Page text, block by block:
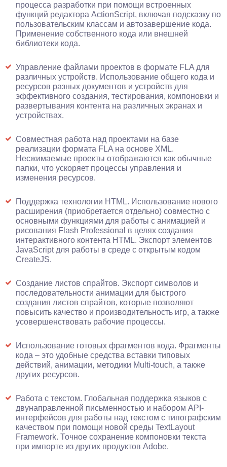
процесса разработки при помощи встроенных
функций редактора ActionScript, включая подсказку по
пользовательским классам и автозавершение кода.
Применение собственного кода или внешней
библиотеки кода.
Управление файлами проектов в формате FLA для
различных устройств. Использование общего кода и
ресурсов разных документов и устройств для
эффективного создания, тестирования, компоновки и
развертывания контента на различных экранах и
устройствах.
Совместная работа над проектами на базе
реализации формата FLA на основе XML.
Несжимаемые проекты отображаются как обычные
папки, что ускоряет процессы управления и
изменения ресурсов.
Поддержка технологии HTML. Использование нового
расширения (приобретается отдельно) совместно с
основными функциями для работы с анимацией и
рисования Flash Professional в целях создания
интерактивного контента HTML. Экспорт элементов
JavaScript для работы в среде с открытым кодом
CreateJS.
Создание листов спрайтов. Экспорт символов и
последовательности анимации для быстрого
создания листов спрайтов, которые позволяют
повысить качество и производительность игр, а также
усовершенствовать рабочие процессы.
Использование готовых фрагментов кода. Фрагменты
кода – это удобные средства вставки типовых
действий, анимации, методики Multi-touch, а также
других ресурсов.
Работа с текстом. Глобальная поддержка языков с
двунаправленной письменностью и набором API-
интерфейсов для работы над текстом с типографским
качеством при помощи новой среды TextLayout
Framework. Точное сохранение компоновки текста
при импорте из других продуктов Adobe.